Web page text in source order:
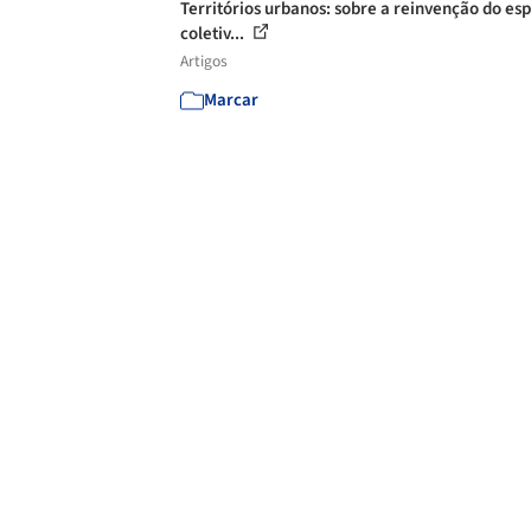
Territórios urbanos: sobre a reinvenção do
coletiv...
Artigos
Marcar